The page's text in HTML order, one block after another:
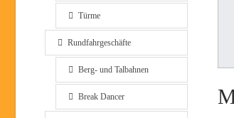
Türme
Rundfahrgeschäfte
Berg- und Talbahnen
Break Dancer